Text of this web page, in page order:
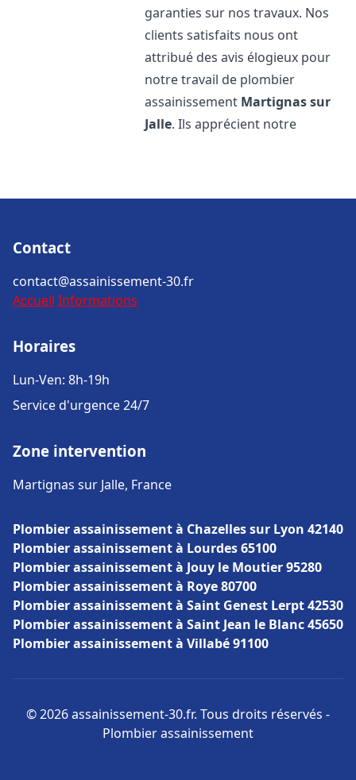
garanties sur nos travaux. Nos
clients satisfaits nous ont
attribué des avis élogieux pour
notre travail de plombier
assainissement Martignas sur
Jalle. Ils apprécient notre
Contact
contact@assainissement-30.fr
Accueil Informations
Horaires
Lun-Ven: 8h-19h
Service d'urgence 24/7
Zone intervention
Martignas sur Jalle, France
Plombier assainissement à Chazelles sur Lyon 42140
Plombier assainissement à Lourdes 65100
Plombier assainissement à Jouy le Moutier 95280
Plombier assainissement à Roye 80700
Plombier assainissement à Saint Genest Lerpt 42530
Plombier assainissement à Saint Jean le Blanc 45650
Plombier assainissement à Villabé 91100
© 2026 assainissement-30.fr. Tous droits réservés -
Plombier assainissement